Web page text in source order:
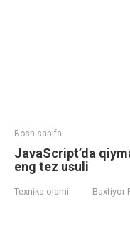
Bosh sahifa
JavaScript’da
eng tez usuli
Texnika olami Baxtiyor